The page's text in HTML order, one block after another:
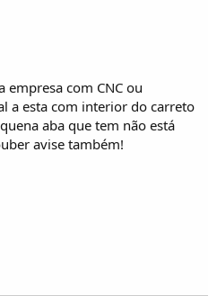
empresa com CNC ou
a esta com interior do carreto
aba que tem não está
avise também!